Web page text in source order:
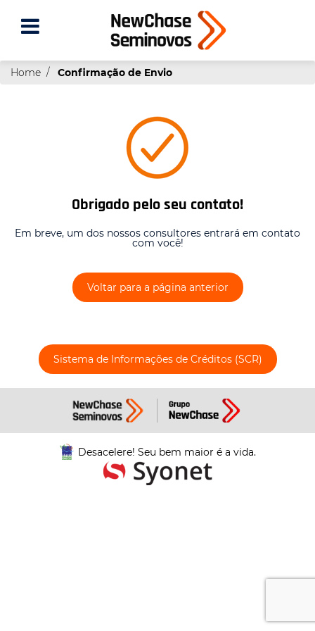
Home Confirmação de Envio
Obrigado pelo seu contato!
Em breve, um dos nossos consultores entrará em contato
com você!
Voltar para a página anterior
Sistema de Informações de Créditos (SCR)
Desacelere! Seu bem maior é a vida.